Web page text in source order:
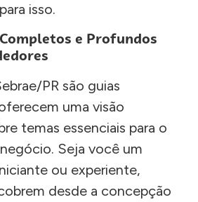
isso.
e Profundos
PR são guias
uma visão
temas essenciais para o
Seja você um
ou experiente,
desde a concepção